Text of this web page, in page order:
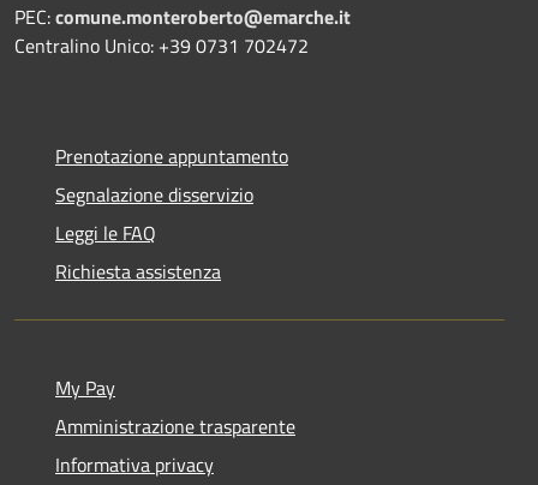
PEC:comune.monteroberto@emarche.it
Centralino Unico: +39 0731 702472
Prenotazione appuntamento
Segnalazione disservizio
Leggi le FAQ
Richiesta assistenza
My Pay
Amministrazione trasparente
Informativa privacy